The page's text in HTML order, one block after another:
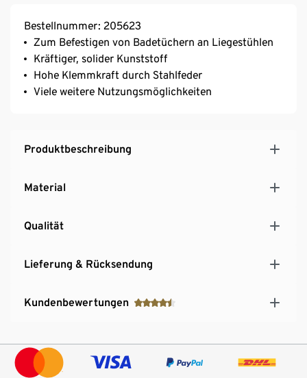
Bestellnummer: 205623
Zum Befestigen von Badetüchern an Liegestühlen
Kräftiger, solider Kunststoff
Hohe Klemmkraft durch Stahlfeder
Viele weitere Nutzungsmöglichkeiten
Produktbeschreibung
Material
Qualität
Lieferung & Rücksendung
Kundenbewertungen